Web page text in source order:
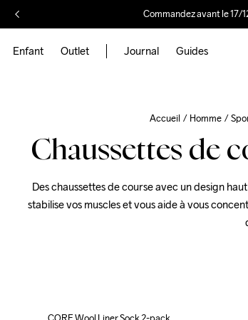
Commandez avant le 17/
Enfant Outlet Journal Guides
Accueil Homme
Chaussettes de
Des chaussettes de course avec un design
stabilise vos muscles et vous aide à vous